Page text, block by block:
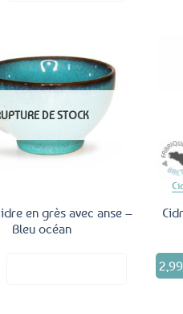
Ajouter
aux
favoris
DE STOCK
en grès avec anse –
Bleu océan
2,99